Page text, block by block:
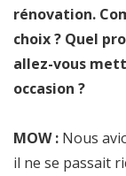
rénovation.
choix ? Quel
allez-vous
occasion ?
MOW : Nous
il ne se passait